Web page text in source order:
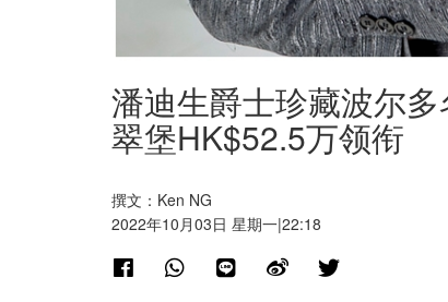
潘迪生爵士珍藏波尔
翠堡HK$52.5万领衔
撰文：Ken NG
2022年10月03日 星期一|22:18